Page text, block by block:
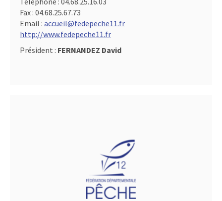
Fax : 04.68.25.67.73
Email : accueil@fedepeche11.fr
http://www.fedepeche11.fr
Président : FERNANDEZ David